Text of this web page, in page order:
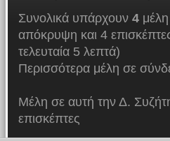
Συνολικά υπάρχουν 4μέλη
απόκρυψη και 4
τελευταία 5 λεπτά)
Περισσότερα μέλη σε
Μέλη σε αυτή την Δ.
επισκέπτες